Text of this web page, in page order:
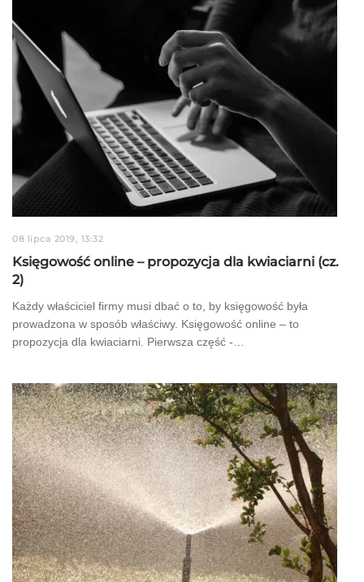
08 lipca 2019, 13:32
Księgowość online – propozycja dla kwiaciarni (cz.
2)
Każdy właściciel firmy musi dbać o to, by księgowość była
prowadzona w sposób właściwy. Księgowość online – to
propozycja dla kwiaciarni. Pierwsza część -…